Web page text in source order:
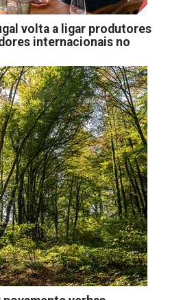
volta a ligar produtores
internacionais no